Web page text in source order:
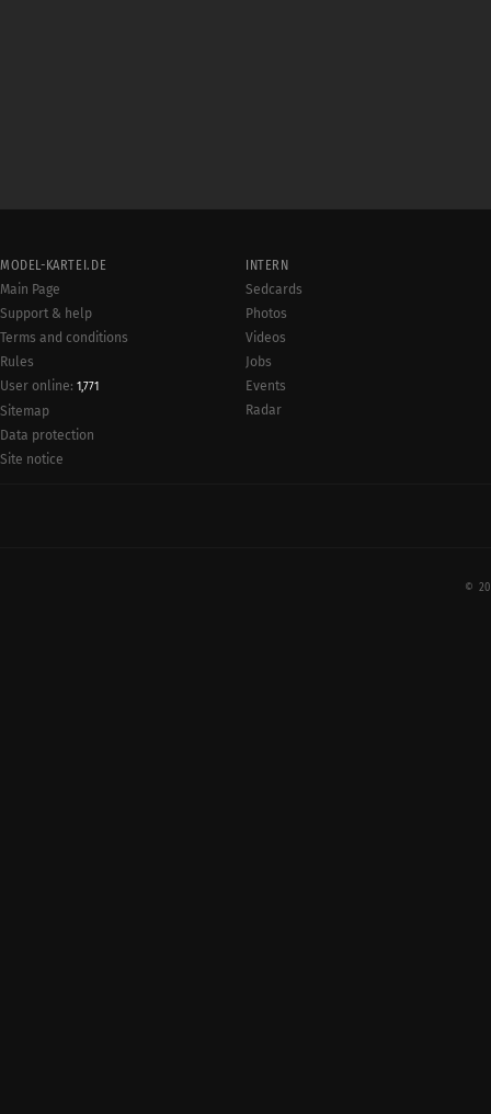
MODEL-KARTEI.DE
Main Page
Support & help
Terms and conditions
Rules
User online: 1,771
Sitemap
Data protection
Site notice
INTERN
Sedcards
Photos
Videos
Jobs
Events
Radar
©